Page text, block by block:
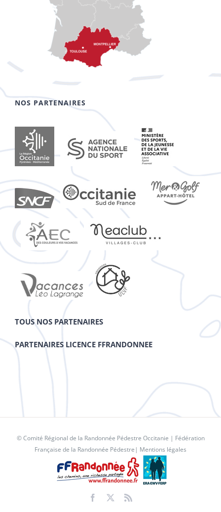
NOS PARTENAIRES
TOUS NOS PARTENAIRES
PARTENAIRES LICENCE FFRANDONNEE
© Comité Régional de la Randonnée Pédestre Occitanie | Fédération
Française de la Randonnée Pédestre | Mentions légales
Facebook